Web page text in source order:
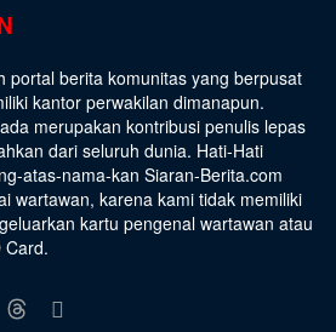
portal berita komunitas yang berpusat
kantor perwakilan dimanapun.
merupakan kontribusi penulis lepas
dari seluruh dunia. Hati-Hati
atas-nama-kan Siaran-Berita.com
wartawan, karena kami tidak memiliki
kartu pengenal wartawan atau
Card.